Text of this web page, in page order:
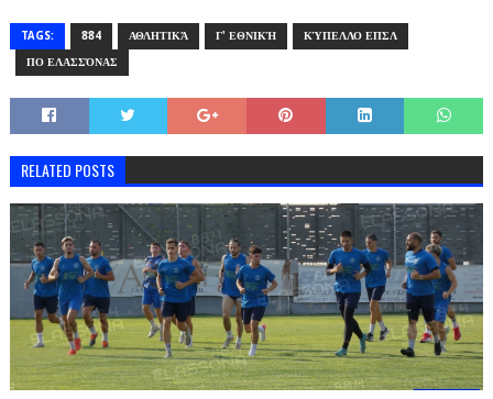
TAGS: 884 ΑΘΛΗΤΙΚΆ Γ' ΕΘΝΙΚΉ ΚΎΠΕΛΛΟ ΕΠΣΛ
ΠΟ ΕΛΑΣΣΌΝΑΣ
RELATED POSTS